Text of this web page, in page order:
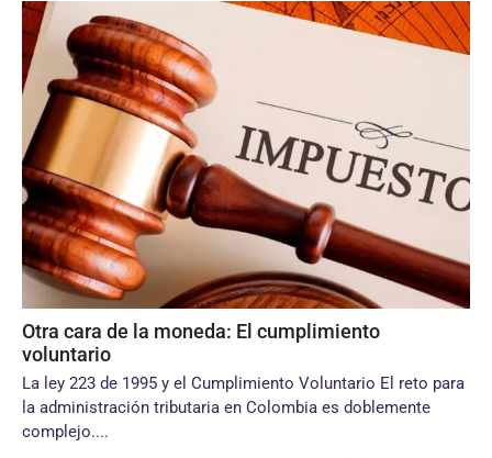
Otra cara de la moneda: El cumplimiento
voluntario
La ley 223 de 1995 y el Cumplimiento Voluntario El reto para
la administración tributaria en Colombia es doblemente
complejo....